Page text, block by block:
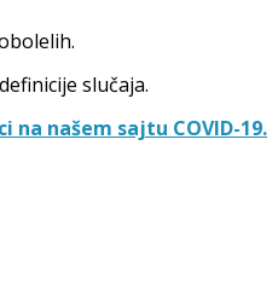
slučaja.
našem sajtu COVID-19.